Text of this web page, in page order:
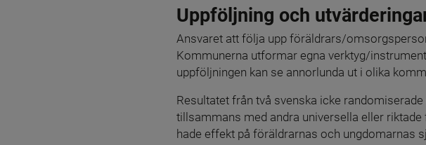
Uppföljning och
Ansvaret att följa upp föräldrars/
Kommunerna utformar egna verktyg/
uppföljningen kan se annorlunda ut i olika
Resultatet från två svenska icke
tillsammans med andra universella eller
hade effekt på föräldrarnas och ungdomarnas